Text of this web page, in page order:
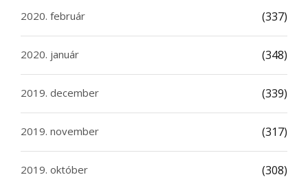
2020. február (337)
2020. január (348)
2019. december (339)
2019. november (317)
2019. október (308)